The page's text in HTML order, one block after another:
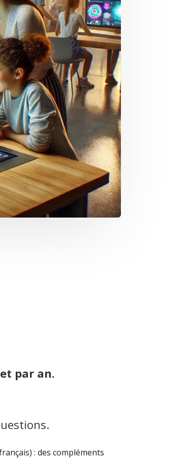
par an.
: des compléments